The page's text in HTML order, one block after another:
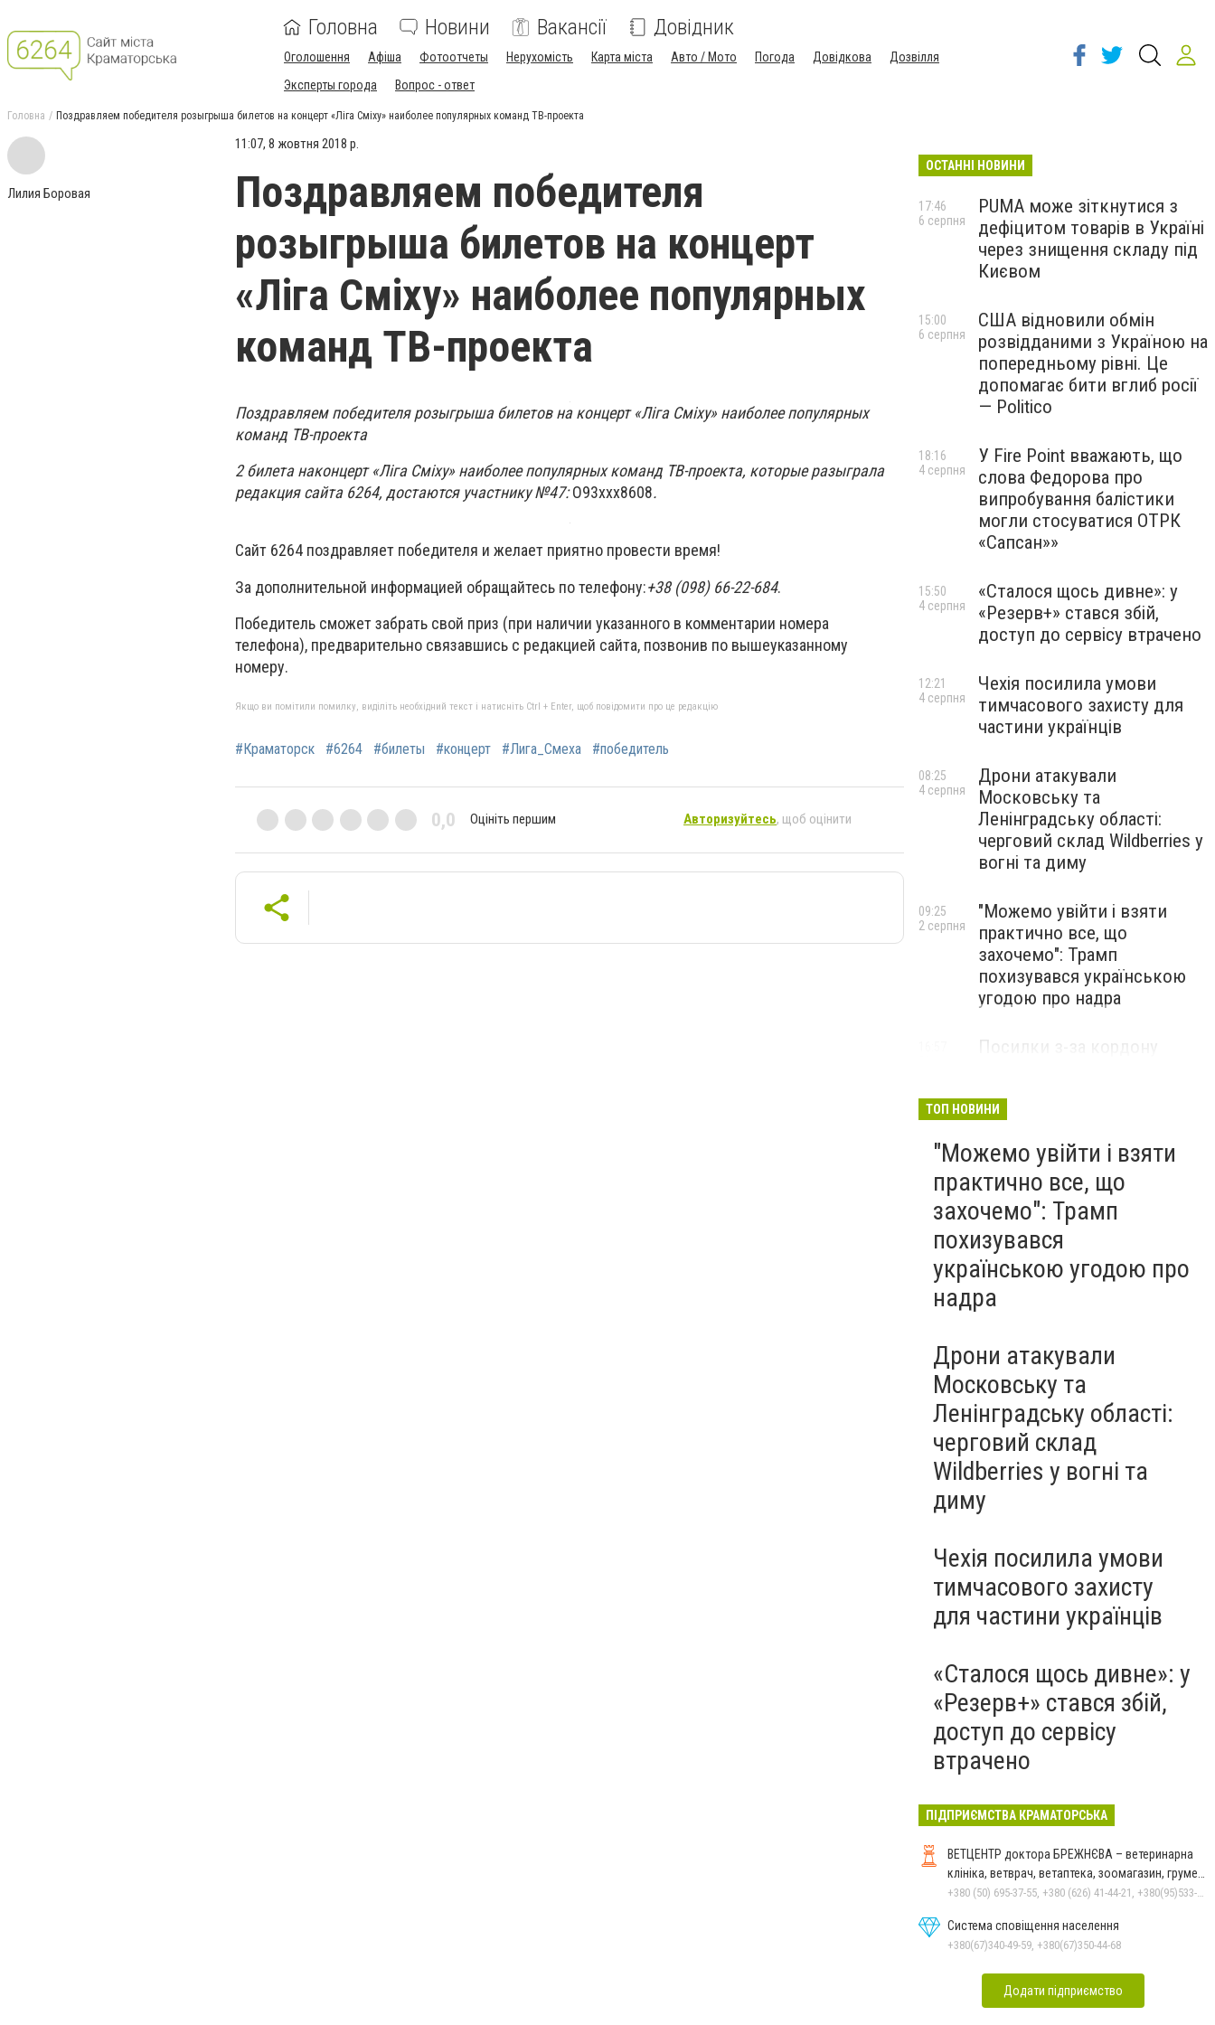
Головна Новини Вакансії Довідник
Оголошення Афіша Фотоотчеты Нерухомість Карта міста Авто / Мото Погода Довідкова
Дозвілля
Эксперты города
Вопрос - ответ
Головна Поздравляем победителя розыгрыша билетов на концерт «Ліга Сміху» наиболее популярных команд ТВ-проекта
Лилия Боровая
11:07, 8 жовтня 2018 р.
Поздравляем победителя
розыгрыша билетов на концерт
«Ліга Сміху» наиболее популярных
команд ТВ-проекта
Поздравляем победителя розыгрыша билетов на концерт «Ліга Сміху» наиболее популярных
команд ТВ-проекта
2 билета наконцерт «Ліга Сміху» наиболее популярных команд ТВ-проекта, которые разыграла
редакция сайта 6264, достаются участнику №47:О93ххх8608.
Сайт 6264 поздравляет победителя и желает приятно провести время!
За дополнительной информацией обращайтесь по телефону:+38 (098) 66-22-684.
Победитель сможет забрать свой приз (при наличии указанного в комментарии номера
телефона), предварительно связавшись с редакцией сайта, позвонив по вышеуказанному
номеру.
Якщо ви помітили помилку, виділіть необхідний текст і натисніть Ctrl + Enter, щоб повідомити про це редакцію
#Краматорск #6264 #билеты #концерт #Лига_Смеха #победитель
0,0 Оцініть першим Авторизуйтесь, щоб оцінити
ОСТАННІ НОВИНИ
PUMA може зіткнутися з
дефіцитом товарів в Україні
через знищення складу під
Києвом
17:46
6 серпня
США відновили обмін
розвідданими з Україною на
попередньому рівні. Це
допомагає бити вглиб росії
— Politico
15:00
6 серпня
У Fire Point вважають, що
слова Федорова про
випробування балістики
могли стосуватися ОТРК
«Сапсан»»
18:16
4 серпня
«Сталося щось дивне»: у
«Резерв+» стався збій,
доступ до сервісу втрачено
15:50
4 серпня
Чехія посилила умови
тимчасового захисту для
частини українців
12:21
4 серпня
Дрони атакували
Московську та
Ленінградську області:
черговий склад Wildberries у
вогні та диму
08:25
4 серпня
"Можемо увійти і взяти
практично все, що
захочемо": Трамп
похизувався українською
угодою про надра
09:25
2 серпня
Посилки з-за кордону
правила
ТОП НОВИНИ
"Можемо увійти і взяти
практично все, що
захочемо": Трамп
похизувався
українською угодою про
надра
Дрони атакували
Московську та
Ленінградську області:
черговий склад
Wildberries у вогні та
диму
Чехія посилила умови
тимчасового захисту
для частини українців
«Сталося щось дивне»: у
«Резерв+» стався збій,
доступ до сервісу
втрачено
ПІДПРИЄМСТВА КРАМАТОРСЬКА
ВЕТЦЕНТР доктора БРЕЖНЄВА – ветеринарна
клініка, ветврач, ветаптека, зоомагазин, грумер,
стрижки.
+380 (50) 695-37-55, +380 (626) 41-44-21, +380(95)533-90-03
Система сповіщення населення
+380(67)340-49-59, +380(67)350-44-68
Додати підприємство